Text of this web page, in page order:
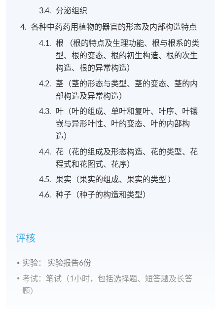
分泌组织
各种中药药用植物的器官的形态及内部构造特点
根 （根的特点及生理功能、根与根系的类
型、根的变态、根的初生构造、根的次生
构造、根的异常构造）
茎（茎的形态与类型、茎的变态、茎的内
部构造及异常构造）
叶（叶的组成、单叶和复叶、叶序、叶镶
嵌与异形叶性、叶的变态、叶的内部构
造）
花（花的组成及形态构造、花的类型、花
程式和花图式、花序）
果实（果实的组成、果实的类型 ）
种子（种子的构造和类型）
评核
实验： 实验报告6份
考试：笔试（1小时，包括选择题、短答题及长答
题）